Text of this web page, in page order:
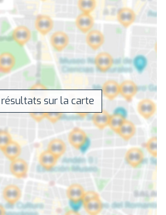
sur la carte